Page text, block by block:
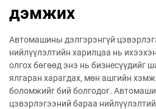
дэмжих
Автомашины дэлгэрэнгүй
нийлүүлэлтийн харилцаа нь
олгох бөгөөд энэ нь бизнесүүдийг
ялгаран харагдах, мөн ашгийн
боломжийг бий болгодог.
цэвэрлэгээний бараа